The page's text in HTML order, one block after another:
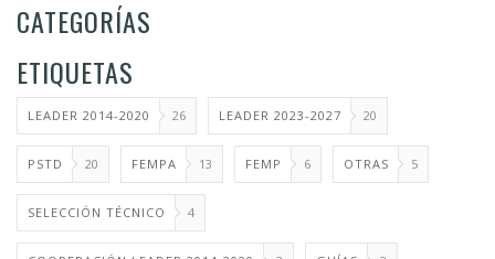
CATEGORÍAS
ETIQUETAS
LEADER 2014-2020 26 LEADER 2023-2027 20
PSTD 20 FEMPA 13 FEMP 6 OTRAS 5
SELECCIÓN TÉCNICO 4